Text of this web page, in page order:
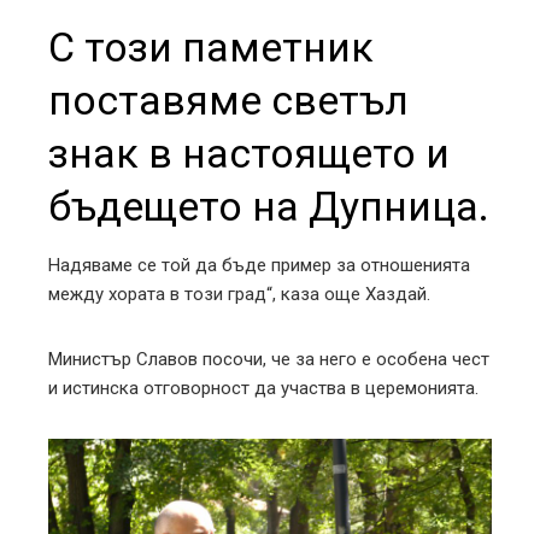
С този паметник
поставяме светъл
знак в настоящето и
бъдещето на Дупница.
Надяваме се той да бъде пример за отношенията
между хората в този град“, каза още Хаздай.
Министър Славов посочи, че за него е особена чест
и истинска отговорност да участва в церемонията.